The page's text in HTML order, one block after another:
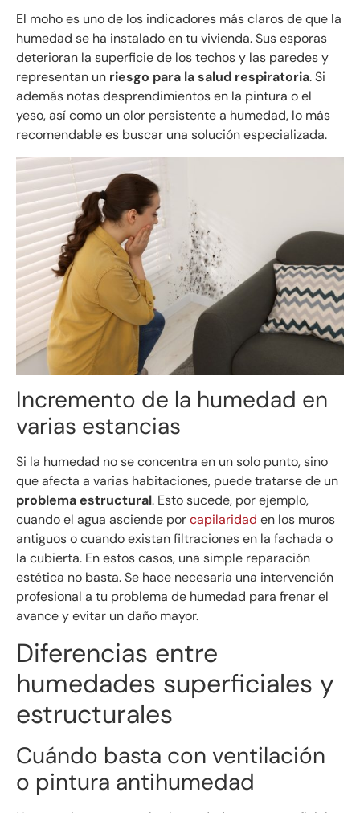
El moho es uno de los indicadores más claros de que la
humedad se ha instalado en tu vivienda. Sus esporas
deterioran la superficie de los techos y las paredes y
representan un riesgo para la salud respiratoria. Si
además notas desprendimientos en la pintura o el
yeso, así como un olor persistente a humedad, lo más
recomendable es buscar una solución especializada.
Incremento de la humedad en
varias estancias
Si la humedad no se concentra en un solo punto, sino
que afecta a varias habitaciones, puede tratarse de un
problema estructural. Esto sucede, por ejemplo,
cuando el agua asciende porcapilaridad en los muros
antiguos o cuando existan filtraciones en la fachada o
la cubierta. En estos casos, una simple reparación
estética no basta. Se hace necesaria una intervención
profesional a tu problema de humedad para frenar el
avance y evitar un daño mayor.
Diferencias entre
humedades superficiales y
estructurales
Cuándo basta con ventilación
o pintura antihumedad